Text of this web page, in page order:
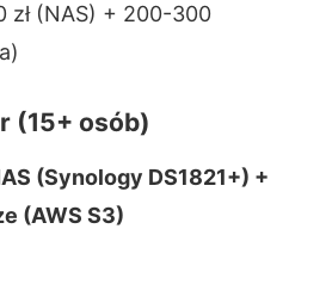
zł (NAS) + 200-300
(15+ osób)
(Synology DS1821+) +
(AWS S3)